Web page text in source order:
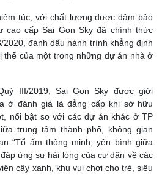
túc, với chất lượng được đảm bảo
cao cấp Sai Gon Sky đã chính thức
đánh dấu hành trình khẳng định
thế của một trong những dự án nhà ở
III/2019, Sai Gon Sky được giới
ở đánh giá là đẳng cấp khi sở hữu
nổi bật so với các dự án khác ở TP
trung tâm thành phố, không gian
“Tổ ấm thông minh, yên bình giữa
ứng sự hài lòng của cư dân về các
cây xanh, khu vui chơi cho trẻ, siêu